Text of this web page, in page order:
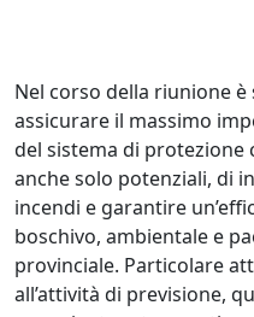
Nel corso della riunione è
assicurare il massimo
del sistema di protezione
anche solo potenziali, di
incendi e garantire
boschivo, ambientale e
provinciale. Particolare
all’attività di previsione,